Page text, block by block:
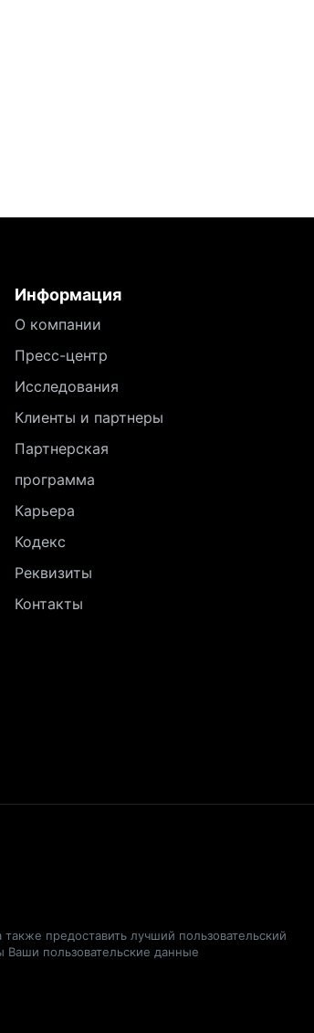
Информация
О компании
Пресс-центр
Исследования
Клиенты и партнеры
Партнерская
программа
Карьера
Кодекс
Реквизиты
Контакты
предоставить лучший пользовательский
Ваши пользовательские данные